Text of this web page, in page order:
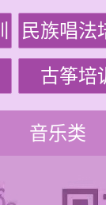
民族唱法
古筝培
音乐类